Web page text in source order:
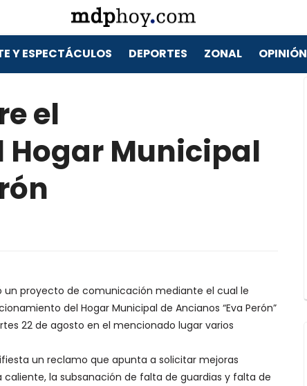
Y ESPECTÁCULOS DEPORTES ZONAL OPINIÓN
el
Municipal
un proyecto de comunicación mediante el cual le
del Hogar Municipal de Ancianos “Eva Perón”
22 de agosto en el mencionado lugar varios
un reclamo que apunta a solicitar mejoras
la subsanación de falta de guardias y falta de